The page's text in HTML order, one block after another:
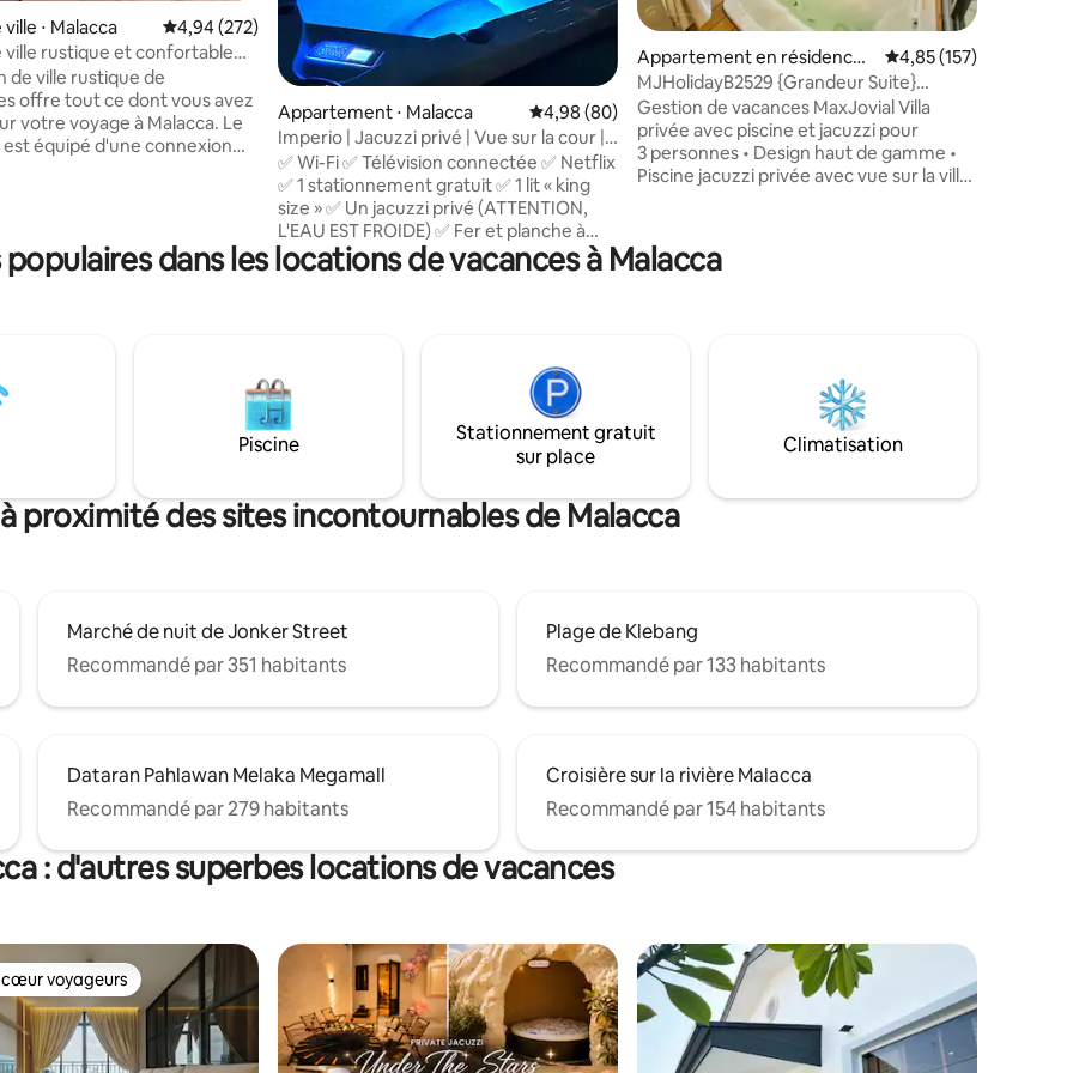
⋅ Malacca Évaluation moyenne sur la base de 272 commentaires : 4,94 sur 5
4,94 (272)
ville rustique et confortable
King Size [6 minutes de
de ville rustique de
offre tout ce dont vous avez
votre voyage à Malacca. Le
équipé d'une connexion
: -
(6 minutes) - Le Stadthuys
(5 minutes) - The Daily Fix
Appartement ⋅ Malacca Évaluation moyenne sur la base de 80 commentaires : 4,98 sur 5
4,98 (80)
Imperio | Jacuzzi privé | Vue sur la cour |
2 personnes
✅ Wi-Fi ✅ Télévision connectée ✅ Netflix
✅ 1 stationnement gratuit ✅ 1 lit « king
size » ✅ Un jacuzzi privé (ATTENTION,
L'EAU EST FROIDE) ✅ Fer et planche à
repasser ✅ Sèche-cheveux ✅ Cintres ✅
Eau minérale (quantité en fonction du
couteau à fruits, planche à découper ✅
Gel douche et shampoing (tube) ✅ 1 bain
moussant (pas de bombe de bain) ✅ 2
serviettes ❌ Appareils de cuisine ❌ Lave-
linge/sèche-linge ❌ Brosse à dents et
Appartement en résidence ⋅
Malacca
Évaluation moyenne
4,85 (157)
MJHolidayB2529 {Grandeur Suite}
Jacuzzi privé
Gestion de vacances MaxJovial Villa
privée avec piscine et jacuzzi pour
3 personnes • Design haut de gamme •
Piscine jacuzzi privée avec vue sur la ville
chambre avec lit Queen Size • 1 lit simple
dans le salon • Balcon avec chaise et table
式套房(4人住) • 舒适高级的设计 • 附带阳台
• 设备完整 • 客厅以及浴室及私人泳池 坐落
在甲市中心,地理位置优越 -旅游景点以及著
名美食近
dans les locations de vacances à Malacca
Piscine
Stationnement gratuit
sur place
Climatisation
proximité des sites incontournables de Malacca
Marché de nuit de Jonker Street
Recommandé par 351 habitants
Plage de Klebang
Recommandé par 133 habitants
Dataran Pahlawan Melaka Megamall
Recommandé par 279 habitants
Croisière sur la rivière Malacca
Recommandé par 154 habitants
: d'autres superbes locations de vacances
cœur voyageurs
voyageurs